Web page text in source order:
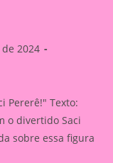
2024
Pererê!" Texto:
o divertido Saci
sobre essa figura